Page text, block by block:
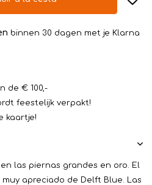
binnen 30 dagen met je Klarna
de € 100,-
feestelijk verpakt!
kaartje!
las piernas grandes en oro. El
apreciado de Delft Blue. Las